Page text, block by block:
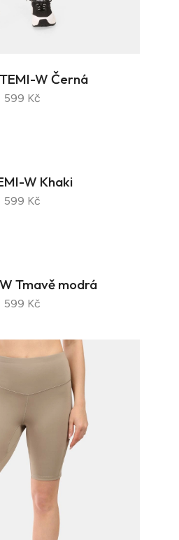
W Černá
599 Kč
W Khaki
599 Kč
Tmavě modrá
599 Kč